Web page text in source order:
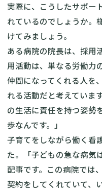
実際に、こうしたサポー
れているのでしょうか。
けてみましょう。
ある病院の院長は、採用
用活動は、単なる労働力
仲間になってくれる人を
れる活動だと考えていま
の生活に責任を持つ姿勢
歩なんです。」
子育てをしながら働く看
た。「子どもの急な病気
配事です。この病院では
契約をしてくれていて、